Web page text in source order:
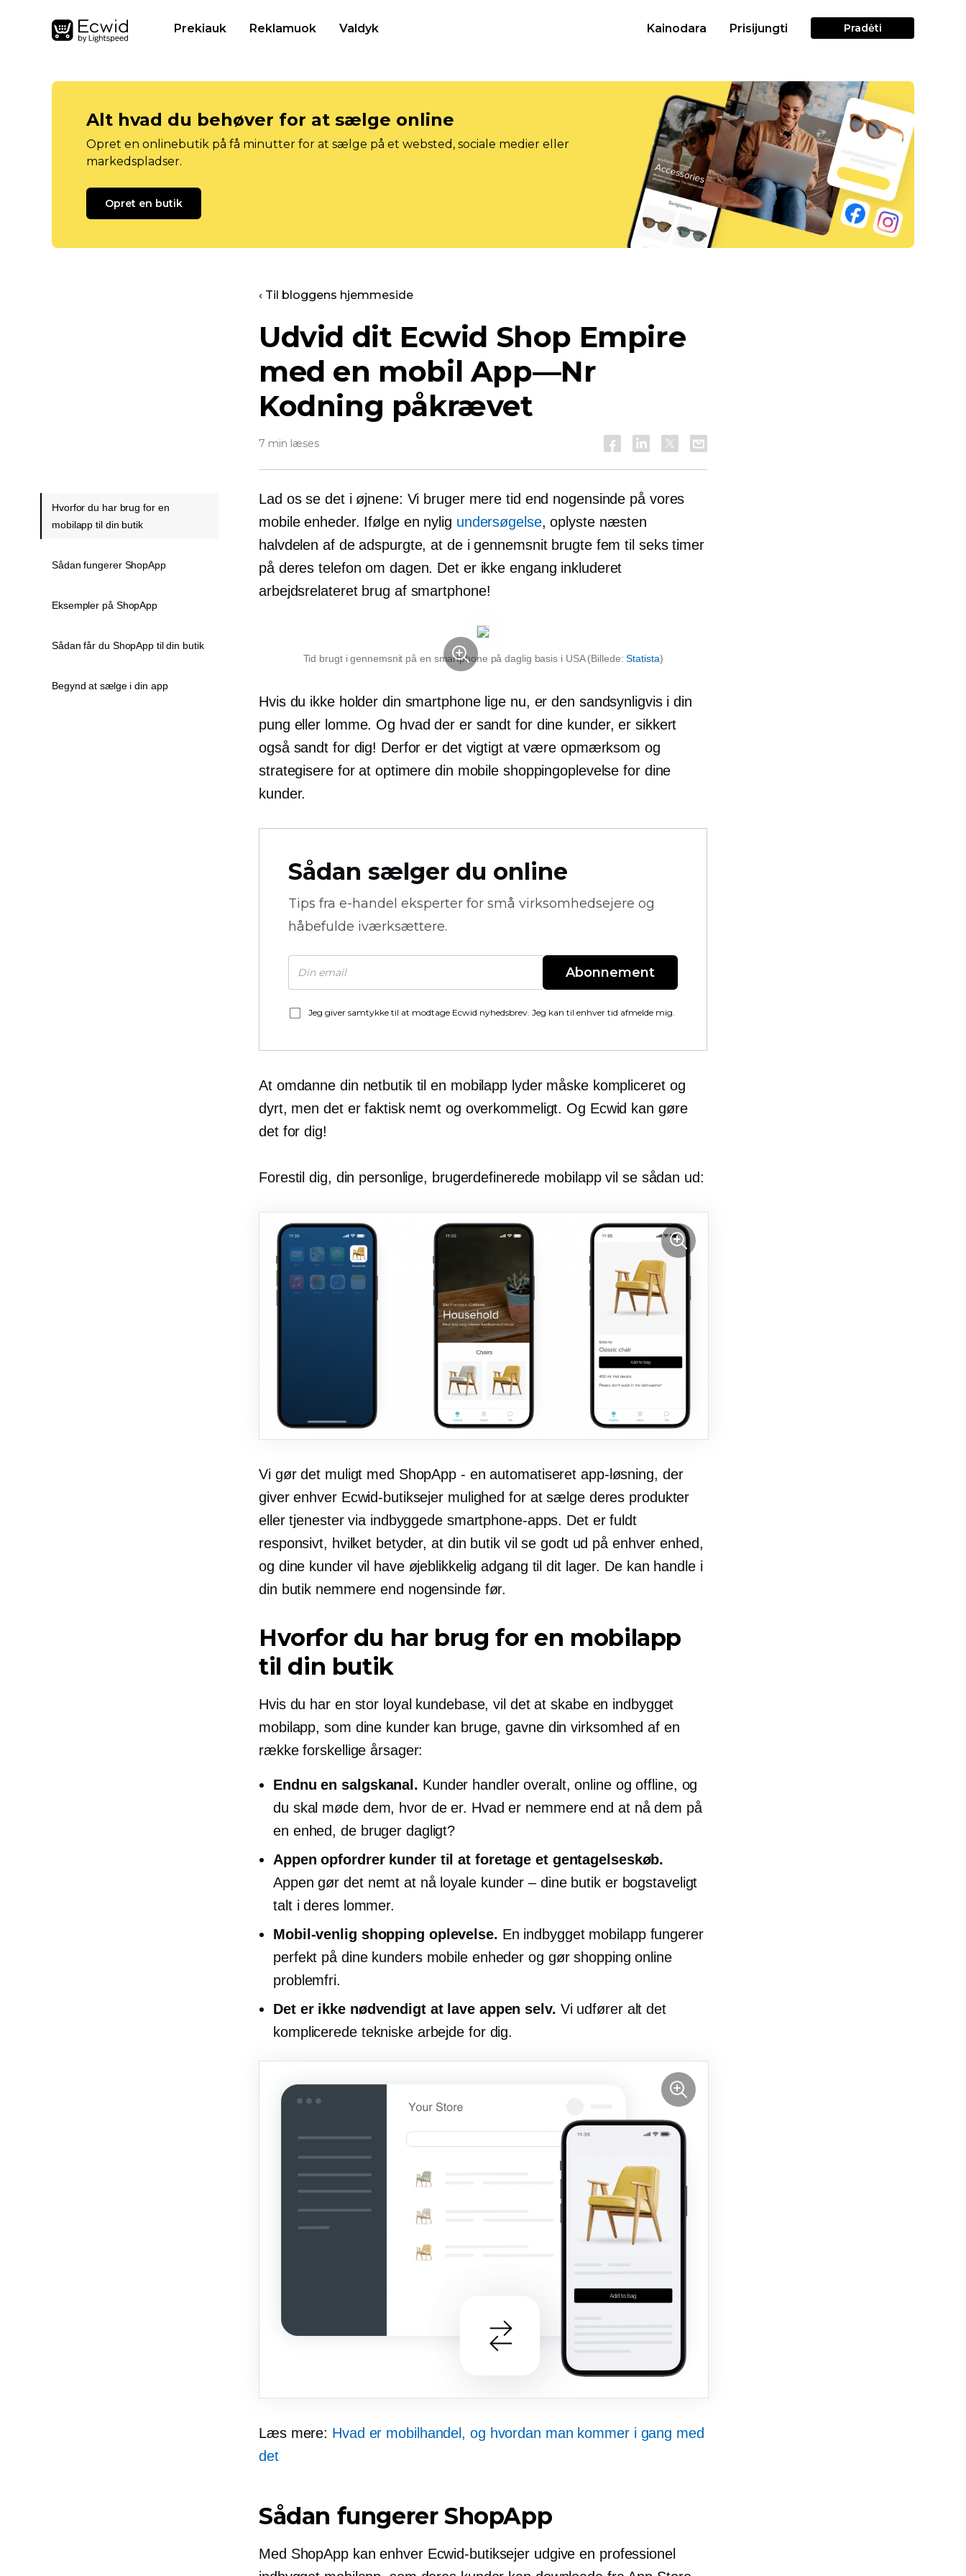
Prekiauk Reklamuok Valdyk Kainodara Prisijungti Pradėti
Alt hvad du behøver for at sælge online
Opret en onlinebutik på få minutter for at sælge på et websted, sociale medier eller
markedspladser.
Opret en butik
‹ Til bloggens hjemmeside
Udvid dit Ecwid Shop Empire
med en mobilApp—Nr
Kodning påkrævet
7 min læses
Lad os se det i øjnene: Vi bruger mere tid end nogensinde på vores
mobile enheder. Ifølge en nylig undersøgelse, oplyste næsten
halvdelen af ​​de adspurgte, at de i gennemsnit brugte fem til seks timer
på deres telefon om dagen. Det er ikke engang inkluderet
arbejdsrelateretbrug af smartphone!
Tid brugt i gennemsnit på en smartphone på daglig basis i USA (Billede:Statista)
Hvis du ikke holder din smartphone lige nu, er den sandsynligvis i din
pung eller lomme. Og hvad der er sandt for dine kunder, er sikkert
også sandt for dig! Derfor er det vigtigt at være opmærksom og
strategisere for at optimere din mobile shoppingoplevelse for dine
kunder.
Sådan sælger du online
Tips fra e-handel eksperter for små virksomhedsejere og
håbefulde iværksættere.
Abonnement
Jeg giver samtykke til at modtage Ecwid nyhedsbrev. Jeg kan til enhver tid afmelde mig.
At omdanne din netbutik til en mobilapp lyder måske kompliceret og
dyrt, men det er faktisk nemt og overkommeligt. Og Ecwid kan gøre
det for dig!
Forestil dig, din personlige, brugerdefinerede mobilapp vil se sådan ud:
Vi gør det muligt med ShopApp - en automatiseret app-løsning, der
giver enhver Ecwid-butiksejer mulighed for at sælge deres produkter
eller tjenester via indbyggede smartphone-apps. Det er fuldt
responsivt, hvilket betyder, at din butik vil se godt ud på enhver enhed,
og dine kunder vil have øjeblikkelig adgang til dit lager. De kan handle i
din butik nemmere end nogensinde før.
Hvorfor du har brug for en mobilapp
til din butik
Hvis du har en stor loyal kundebase, vil det at skabe en indbygget
mobilapp, som dine kunder kan bruge, gavne din virksomhed af en
række forskellige årsager:
Endnu en salgskanal. Kunder handler overalt, online og offline, og
du skal møde dem, hvor de er. Hvad er nemmere end at nå dem på
en enhed, de bruger dagligt?
Appen opfordrer kunder til at foretage et gentagelseskøb.
Appen gør det nemt at nå loyale kunder – dinebutik er bogstaveligt
talt i deres lommer.
Mobil-venlig shopping oplevelse. En indbygget mobilapp fungerer
perfekt på dine kunders mobile enheder og gør shopping online
problemfri.
Det er ikke nødvendigt at lave appen selv. Vi udfører alt det
komplicerede tekniske arbejde for dig.
Læs mere: Hvad er mobilhandel, og hvordan man kommer i gang med
det
Sådan fungerer ShopApp
Med ShopApp kan enhver Ecwid-butiksejer udgive en professionel
Hvorfor du har brug for en
mobilapp til din butik
Sådan fungerer ShopApp
Eksempler på ShopApp
Sådan får du ShopApp til din butik
Begynd at sælge i din app